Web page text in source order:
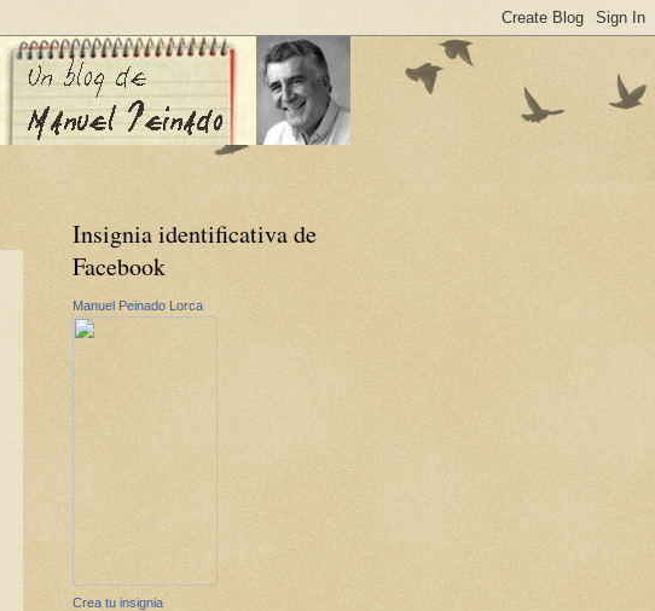
Insignia identificativa de
Facebook
Manuel Peinado Lorca
Crea tu insignia